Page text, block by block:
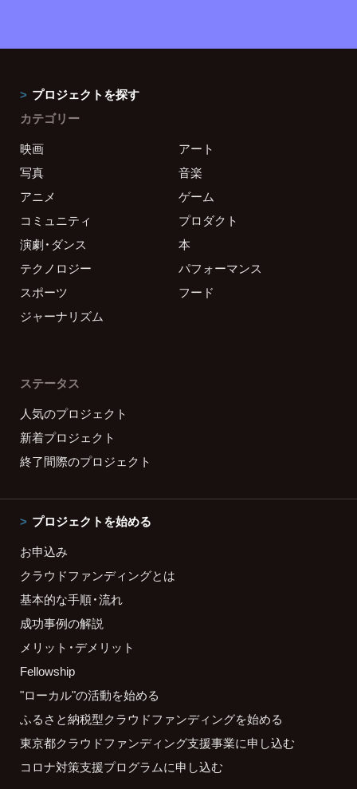
プロジェクトを探す
カテゴリー
映画
アート
写真
音楽
アニメ
ゲーム
コミュニティ
プロダクト
演劇・ダンス
本
テクノロジー
パフォーマンス
スポーツ
フード
ジャーナリズム
ステータス
人気のプロジェクト
新着プロジェクト
終了間際のプロジェクト
プロジェクトを始める
お申込み
クラウドファンディングとは
基本的な手順・流れ
成功事例の解説
メリット・デメリット
Fellowship
"ローカル"の活動を始める
ふるさと納税型クラウドファンディングを始める
東京都クラウドファンディング支援事業に申し込む
コロナ対策支援プログラムに申し込む